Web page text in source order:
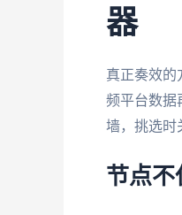
器
真正奏效的
频平台数据
墙，挑选时
节点不